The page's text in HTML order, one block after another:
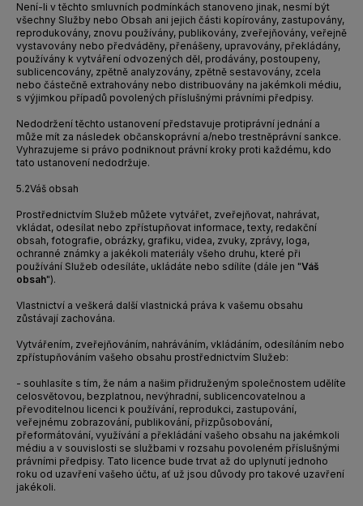
Není-li v těchto smluvních podmínkách stanoveno jinak, nesmí být
všechny Služby nebo Obsah ani jejich části kopírovány, zastupovány,
reprodukovány, znovu používány, publikovány, zveřejňovány, veřejně
vystavovány nebo předváděny, přenášeny, upravovány, překládány,
používány k vytváření odvozených děl, prodávány, postoupeny,
sublicencovány, zpětně analyzovány, zpětně sestavovány, zcela
nebo částečně extrahovány nebo distribuovány na jakémkoli médiu,
s výjimkou případů povolených příslušnými právními předpisy.
Nedodržení těchto ustanovení představuje protiprávní jednání a
může mít za následek občanskoprávní a/nebo trestněprávní sankce.
Vyhrazujeme si právo podniknout právní kroky proti každému, kdo
tato ustanovení nedodržuje.
5.2Váš obsah
Prostřednictvím Služeb můžete vytvářet, zveřejňovat, nahrávat,
vkládat, odesílat nebo zpřístupňovat informace, texty, redakční
obsah, fotografie, obrázky, grafiku, videa, zvuky, zprávy, loga,
ochranné známky a jakékoli materiály všeho druhu, které při
používání Služeb odesíláte, ukládáte nebo sdílíte (dále jen "Váš
obsah").
Vlastnictví a veškerá další vlastnická práva k vašemu obsahu
zůstávají zachována.
Vytvářením, zveřejňováním, nahráváním, vkládáním, odesíláním nebo
zpřístupňováním vašeho obsahu prostřednictvím Služeb:
- souhlasíte s tím, že nám a našim přidruženým společnostem udělíte
celosvětovou, bezplatnou, nevýhradní, sublicencovatelnou a
převoditelnou licenci k používání, reprodukci, zastupování,
veřejnému zobrazování, publikování, přizpůsobování,
přeformátování, využívání a překládání vašeho obsahu na jakémkoli
médiu a v souvislosti se službami v rozsahu povoleném příslušnými
právními předpisy. Tato licence bude trvat až do uplynutí jednoho
roku od uzavření vašeho účtu, ať už jsou důvody pro takové uzavření
jakékoli.